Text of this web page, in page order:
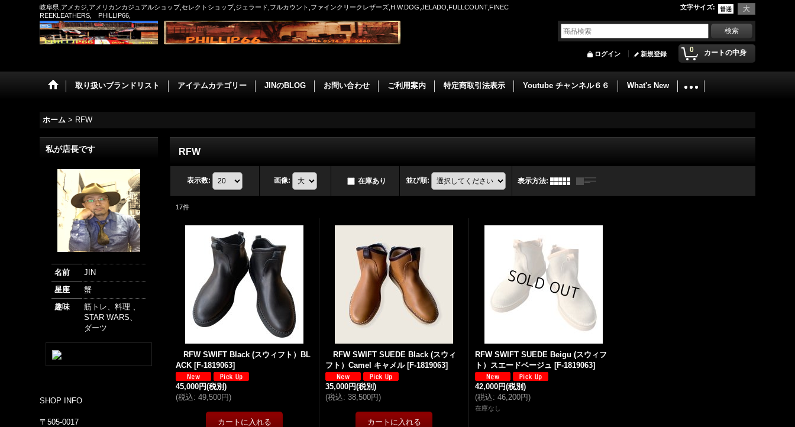
岐阜県,アメカジ,アメリカンカジュアルショップ,セレクトショップ,ジェラード,フルカウント,ファインクリークレザーズ,H.W.DOG,JELADO,FULLCOUNT,FINEC
REEKLEATHERS, PHILLIP66,
文字サイズ:
0 カートの中身
ログイン 新規登録
取り扱いブランドリスト アイテムカテゴリー JINのBLOG お問い合わせ ご利用案内 特定商取引法表示 Youtube チャンネル６６ What's New
ホーム > RFW
私が店長です
名前
JIN
星座
蟹
趣味
筋トレ、料理 、
STAR WARS、
ダーツ
SHOP INFO
〒505-0017
RFW
表示数: 画像: 在庫あり 並び順: 表示方法:
17件
RFW SWIFT Black (スウィフト）BL
ACK [F-1819063]
45,000円(税別)
(税込: 49,500円)
RFW SWIFT SUEDE Black (スウィ
フト）Camel キャメル [F-1819063]
35,000円(税別)
(税込: 38,500円)
RFW SWIFT SUEDE Beigu (スウィフ
ト）スエードベージュ [F-1819063]
42,000円(税別)
(税込: 46,200円)
在庫なし